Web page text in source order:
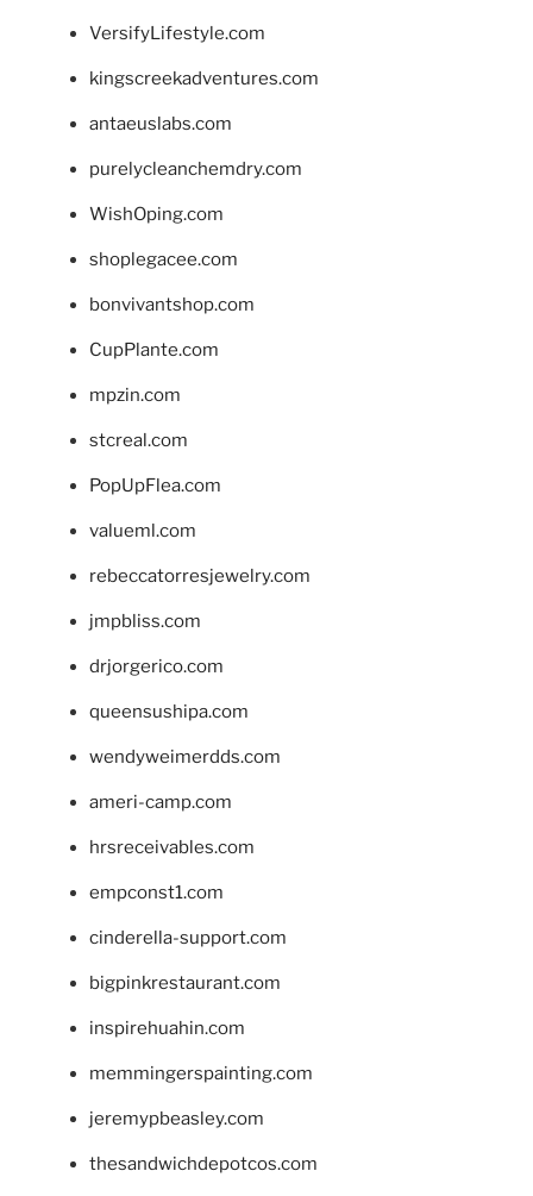
VersifyLifestyle.com
kingscreekadventures.com
antaeuslabs.com
purelycleanchemdry.com
WishOping.com
shoplegacee.com
bonvivantshop.com
CupPlante.com
mpzin.com
stcreal.com
PopUpFlea.com
valueml.com
rebeccatorresjewelry.com
jmpbliss.com
drjorgerico.com
queensushipa.com
wendyweimerdds.com
ameri-camp.com
hrsreceivables.com
empconst1.com
cinderella-support.com
bigpinkrestaurant.com
inspirehuahin.com
memmingerspainting.com
jeremypbeasley.com
thesandwichdepotcos.com